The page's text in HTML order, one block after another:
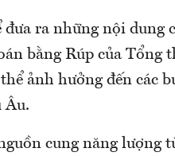
ra những nội dung
bằng Rúp của Tổng
ảnh hưởng đến các
Âu.
cung năng lượng